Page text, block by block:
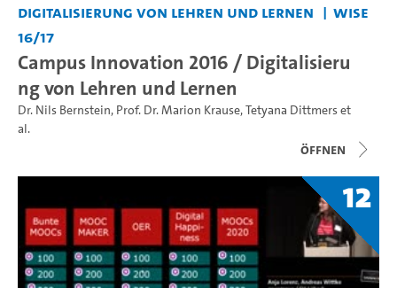
Digitalisierung von Lehren und Lernen
WiSe
16/17
Campus Innovation 2016 / Digitalisieru
ng von Lehren und Lernen
Dr. Nils Bernstein, Prof. Dr. Marion Krause,Tetyana Dittmerset
al.
Öffnen
12